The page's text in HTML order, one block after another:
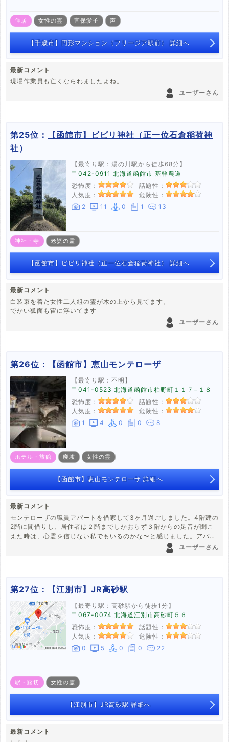
住居 女性の霊 宜保愛子 声
【千歳市】円形マンション（フリージア駅前） 詳細へ
最新コメント
現場作業員も亡くなられましたよね。
ユーザーさん
第25位：
【函館市】ビビリ神社（正一位石倉稲荷神
社）
【最寄り駅：湯の川駅から徒歩68分】
〒042-0911 北海道函館市 基幹農道
恐怖度：
話題性：
人気度：
危険性：
2
11 0 1 13
神社・寺 老婆の霊
【函館市】ビビリ神社（正一位石倉稲荷神社） 詳細へ
最新コメント
白装束を着た女性二人組の霊が木の上から見てます。
でかい狐面も宙に浮いてます
ユーザーさん
第26位： 【函館市】恵山モンテローザ
【最寄り駅：不明】
〒041-0523 北海道函館市柏野町１１７−１８
恐怖度：
話題性：
人気度：
危険性：
1
4 0 0 8
ホテル・旅館 廃墟 女性の霊
【函館市】恵山モンテローザ 詳細へ
最新コメント
モンテローザの職員アパートを借家して3ヶ月過ごしました。4階建の
2階に間借りし、居住者は２階までしかおらず３階からの足音が聞こ
えた時は、心霊を信じない私でもいるのかな〜と感じました。アパー
ユーザーさん
第27位： 【江別市】JR高砂駅
【最寄り駅：高砂駅から徒歩1分】
〒067-0074 北海道江別市高砂町５６
恐怖度：
話題性：
人気度：
危険性：
0
5 0 0 22
駅・踏切 女性の霊
【江別市】JR高砂駅 詳細へ
最新コメント